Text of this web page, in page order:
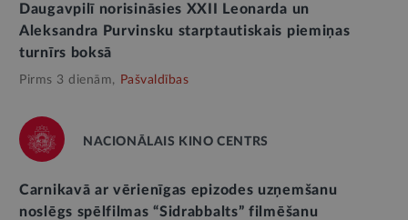
Daugavpilī norisināsies XXII Leonarda un
Aleksandra Purvinsku starptautiskais piemiņas
turnīrs boksā
Pirms 3 dienām, Pašvaldības
NACIONĀLAIS KINO CENTRS
Carnikavā ar vērienīgas epizodes uzņemšanu
noslēgs spēlfilmas “Sidrabbalts” filmēšanu